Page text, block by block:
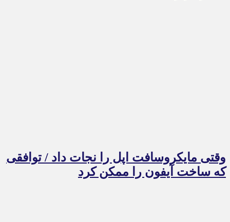
وقتی مایکروسافت اپل را نجات داد / توافقی
که ساخت آیفون را ممکن کرد